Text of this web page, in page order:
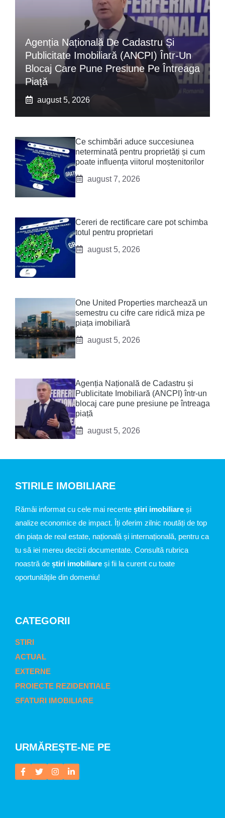
Agenția Națională De Cadastru Și
Publicitate Imobiliară (ANCPI) Într-Un
Blocaj Care Pune Presiune Pe Întreaga
Piață
august 5, 2026
Ce schimbări aduce succesiunea
neterminată pentru proprietăți și cum
poate influența viitorul moștenitorilor
august 7, 2026
Cereri de rectificare care pot schimba
totul pentru proprietari
august 5, 2026
One United Properties marchează un
semestru cu cifre care ridică miza pe
piața imobiliară
august 5, 2026
Agenția Națională de Cadastru și
Publicitate Imobiliară (ANCPI) într-un
blocaj care pune presiune pe întreaga
piață
august 5, 2026
STIRILE IMOBILIARE
Rămâi informat cu cele mai recente știri imobiliare și
analize economice de impact. Îți oferim zilnic noutăți de top
din piața de real estate, națională și internațională, pentru ca
tu să iei mereu decizii documentate. Consultă rubrica
noastră de știri imobiliare și fii la curent cu toate
oportunitățile din domeniu!
CATEGORII
STIRI
ACTUAL
EXTERNE
PROIECTE REZIDENTIALE
SFATURI IMOBILIARE
URMĂREȘTE-NE PE